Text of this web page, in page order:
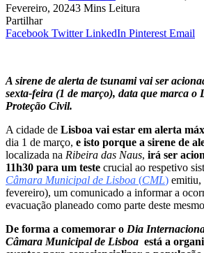
Fevereiro, 20243 Mins Leitura
Partilhar
Facebook Twitter LinkedIn Pinterest Email
A sirene de alerta de tsunami vai ser
sexta-feira (1 de março), data que marca
Proteção Civil.
A cidade de Lisboa vai estar em alerta
dia 1 de março, e isto porque a sirene de
localizada na Ribeira das Naus, irá ser
11h30 para um teste crucial ao respetivo
Câmara Municipal de Lisboa (CML) emitiu,
fevereiro), um comunicado a informar a
evacuação planeado como parte deste
De forma a comemorar o Dia
Câmara Municipal de Lisboa está a